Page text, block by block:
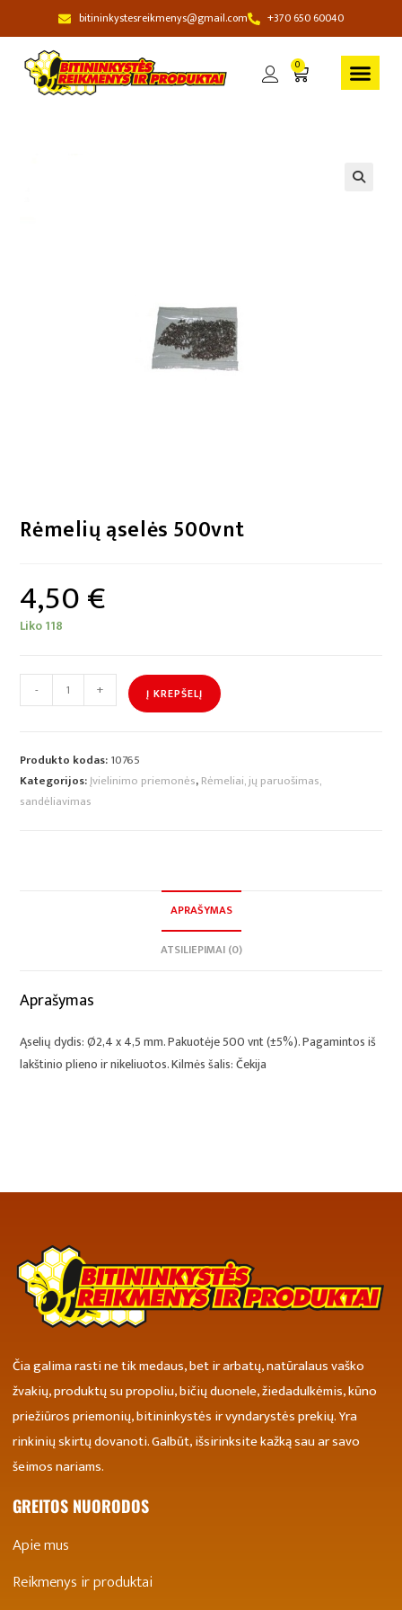
bitininkystesreikmenys@gmail.com +370 650 60040
0
Rėmelių ąselės 500vnt
4,50€
Liko 118
- + Į KREPŠELĮ
Produkto kodas:10765
Kategorijos:Įvielinimo priemonės,Rėmeliai, jų paruošimas,
sandėliavimas
APRAŠYMAS
ATSILIEPIMAI (0)
Aprašymas
Ąselių dydis: Ø2,4 x 4,5 mm. Pakuotėje 500 vnt (±5%). Pagamintos iš
lakštinio plieno ir nikeliuotos. Kilmės šalis: Čekija
Čia galima rasti ne tik medaus, bet ir arbatų, natūralaus vaško
žvakių, produktų su propoliu, bičių duonele, žiedadulkėmis, kūno
priežiūros priemonių, bitininkystės ir vyndarystės prekių. Yra
rinkinių skirtų dovanoti. Galbūt, išsirinksite kažką sau ar savo
šeimos nariams.
GREITOS NUORODOS
Apie mus
Reikmenys ir produktai